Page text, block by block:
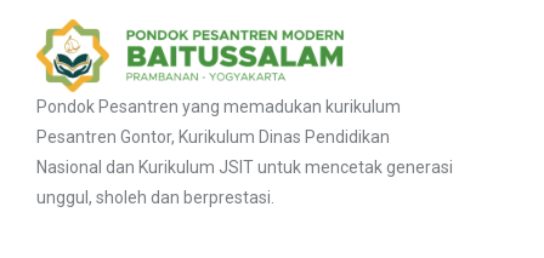
Pondok Pesantren yang memadukan kurikulum
Pesantren Gontor, Kurikulum Dinas Pendidikan
Nasional dan Kurikulum JSIT untuk mencetak generasi
unggul, sholeh dan berprestasi.